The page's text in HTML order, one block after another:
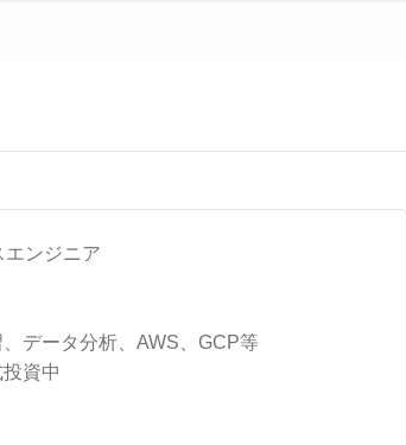
ンジニア
データ分析、AWS、GCP等
資中